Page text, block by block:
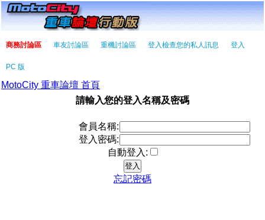
商務討論區 車友討論區 重機討論區 登入檢查您的私人訊息 登入
PC 版
MotoCity 重車論壇 首頁
請輸入您的登入名稱及密碼
會員名稱:
登入密碼:
自動登入:
忘記密碼